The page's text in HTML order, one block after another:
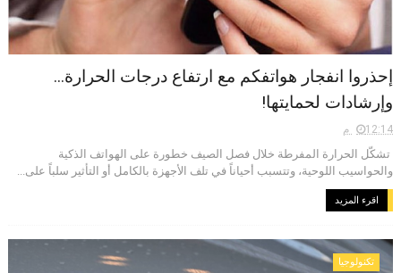
إحذروا انفجار هواتفكم مع ارتفاع درجات الحرارة...
وإرشادات لحمايتها!
12:14 م
تشكّل الحرارة المفرطة خلال فصل الصيف خطورة على الهواتف الذكية
والحواسيب اللوحية، وتتسبب أحياناً في تلف الأجهزة بالكامل أو التأثير سلباً على...
اقرء المزيد
تكنولوجيا